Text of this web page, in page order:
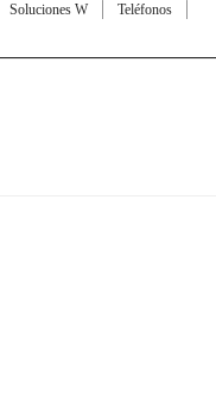
Soluciones W
Teléfonos